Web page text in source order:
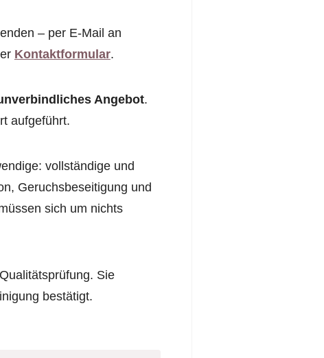
– per E-Mail an
Kontaktformular.
Angebot.
aufgeführt.
vollständige und
Geruchsbeseitigung und
sich um nichts
Sie
bestätigt.